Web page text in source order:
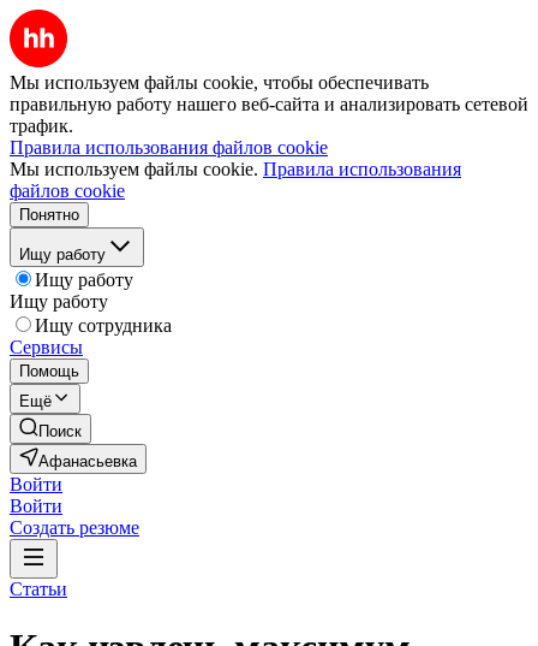
Мы используем файлы cookie, чтобы обеспечивать
правильную работу нашего веб-сайта и анализировать сетевой
трафик.
Правила использования файлов cookie
Мы используем файлы cookie. Правила использования
файлов cookie
Понятно
Ищу работу
Ищу работу
Ищу работу
Ищу сотрудника
Сервисы
Помощь
Ещё
Поиск
Афанасьевка
Войти
Войти
Создать резюме
Статьи